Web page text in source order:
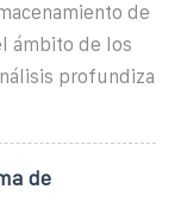
de
ámbito de los
profundiza
de